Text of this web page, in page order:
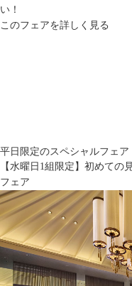
い！
このフェアを詳しく見る
平日限定のスペシャルフェア
【水曜日1組限定】初めて
フェア